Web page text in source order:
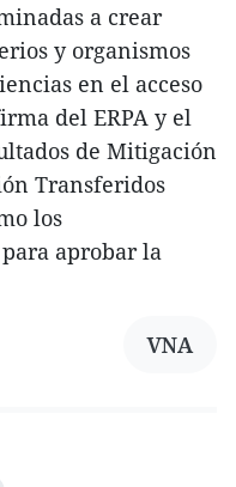
a crear
y organismos
en el acceso
del ERPA y el
de Mitigación
Transferidos
los
aprobar la
VNA